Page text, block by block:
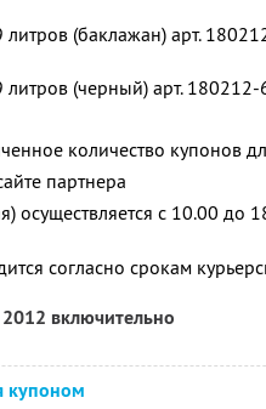
(баклажан) арт.
(черный) арт. 180212-
количество купонов
партнера
осуществляется с 10.00 до
согласно срокам
включительно
купоном